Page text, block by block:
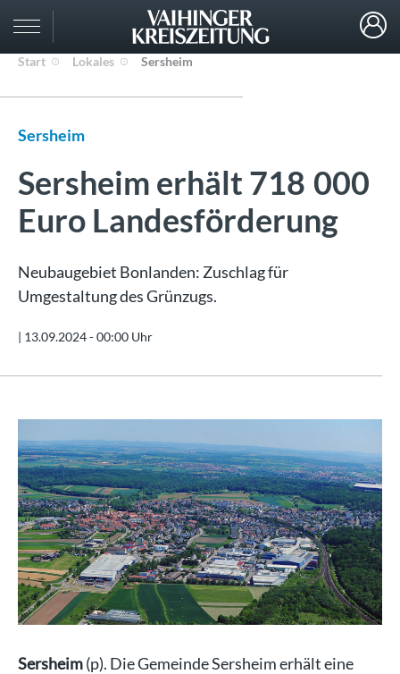
Start Lokales Sersheim
Sersheim
Sersheim erhält 718 000
Euro Landesförderung
Neubaugebiet Bonlanden: Zuschlag für
Umgestaltung des Grünzugs.
| 13.09.2024 - 00:00 Uhr
Sersheim(p). Die Gemeinde Sersheim erhält eine